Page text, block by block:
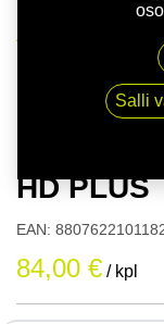
175/60R15
HD PLUS
EAN:
84,00 € / kpl
Salli